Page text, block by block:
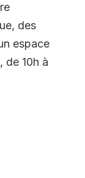
des
espace
de 10h à